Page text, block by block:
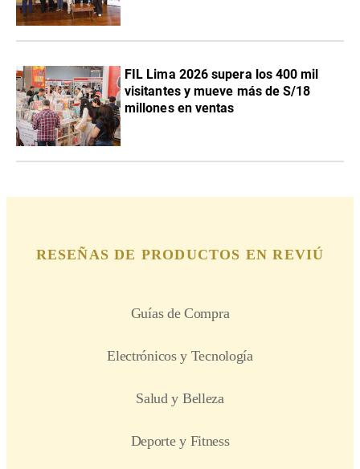
FIL Lima 2026 supera los 400 mil
visitantes y mueve más de S/18
millones en ventas